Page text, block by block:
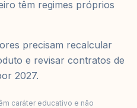
têm regimes próprios
precisam recalcular
e revisar contratos de
2027.
caráter educativo e não